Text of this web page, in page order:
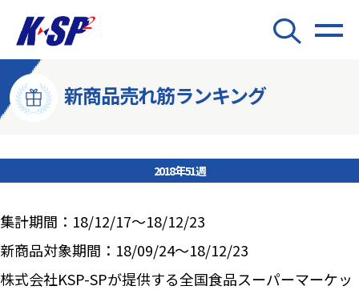
新商品売れ筋ランキング
2018年51週
集計期間：18/12/17～18/12/23
新商品対象期間：18/09/24～18/12/23
株式会社KSP-SPが提供する全国食品スーパーマーケッ